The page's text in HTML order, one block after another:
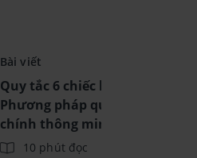
Bài viết
Quy tắc 6 chiếc lọ là gì? -
Phương pháp quản lý tài
chính thông minh
10 phút đọc